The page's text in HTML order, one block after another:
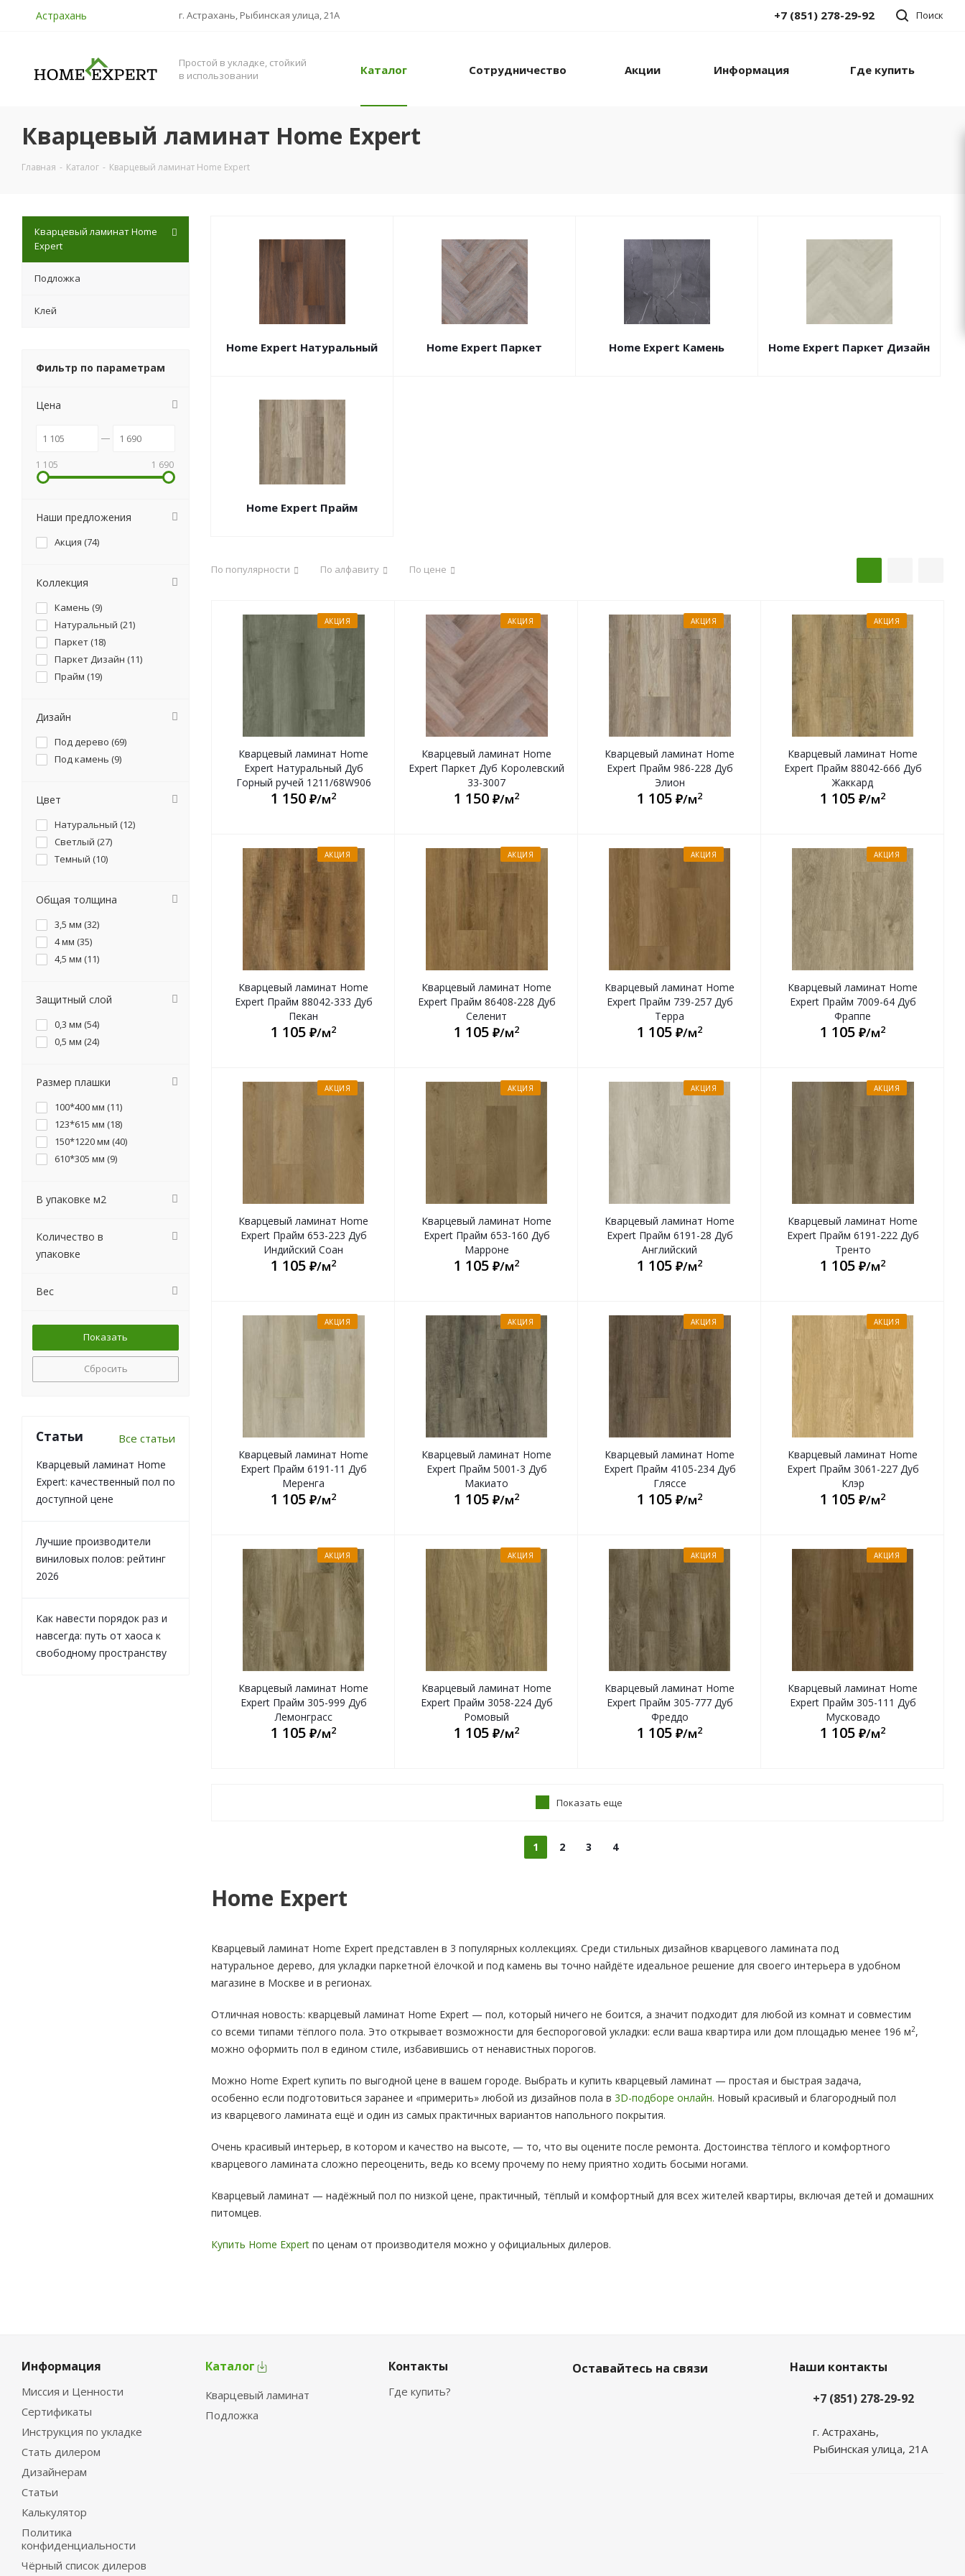
Астрахань г. Астрахань, Рыбинская улица, 21А Поиск
+7 (851) 278-29-92
Простой в укладке, стойкий
в использовании
Каталог Сотрудничество Акции Информация Где купить
Кварцевый ламинат Home Expert
Главная - Каталог - Кварцевый ламинат Home Expert
Home Expert Натуральный Home Expert Паркет Home Expert Камень Home Expert Паркет Дизайн
Home Expert Прайм
По популярности По алфавиту По цене
АКЦИЯ
Кварцевый ламинат Home
Expert Натуральный Дуб
Горный ручей 1211/68W906
1 150 ₽/м2
АКЦИЯ
Кварцевый ламинат Home
Expert Паркет Дуб Королевский
33-3007
1 150 ₽/м2
АКЦИЯ
Кварцевый ламинат Home
Expert Прайм 986-228 Дуб
Элион
1 105 ₽/м2
АКЦИЯ
Кварцевый ламинат Home
Expert Прайм 88042-666 Дуб
Жаккард
1 105 ₽/м2
АКЦИЯ
Кварцевый ламинат Home
Expert Прайм 88042-333 Дуб
Пекан
1 105 ₽/м2
АКЦИЯ
Кварцевый ламинат Home
Expert Прайм 86408-228 Дуб
Селенит
1 105 ₽/м2
АКЦИЯ
Кварцевый ламинат Home
Expert Прайм 739-257 Дуб
Терра
1 105 ₽/м2
АКЦИЯ
Кварцевый ламинат Home
Expert Прайм 7009-64 Дуб
Фраппе
1 105 ₽/м2
АКЦИЯ
Кварцевый ламинат Home
Expert Прайм 653-223 Дуб
Индийский Соан
1 105 ₽/м2
АКЦИЯ
Кварцевый ламинат Home
Expert Прайм 653-160 Дуб
Марроне
1 105 ₽/м2
АКЦИЯ
Кварцевый ламинат Home
Expert Прайм 6191-28 Дуб
Английский
1 105 ₽/м2
АКЦИЯ
Кварцевый ламинат Home
Expert Прайм 6191-222 Дуб
Тренто
1 105 ₽/м2
АКЦИЯ
Кварцевый ламинат Home
Expert Прайм 6191-11 Дуб
Меренга
1 105 ₽/м2
АКЦИЯ
Кварцевый ламинат Home
Expert Прайм 5001-3 Дуб
Макиато
1 105 ₽/м2
АКЦИЯ
Кварцевый ламинат Home
Expert Прайм 4105-234 Дуб
Гляссе
1 105 ₽/м2
АКЦИЯ
Кварцевый ламинат Home
Expert Прайм 3061-227 Дуб
Клэр
1 105 ₽/м2
АКЦИЯ
Кварцевый ламинат Home
Expert Прайм 305-999 Дуб
Лемонграсс
1 105 ₽/м2
АКЦИЯ
Кварцевый ламинат Home
Expert Прайм 3058-224 Дуб
Ромовый
1 105 ₽/м2
АКЦИЯ
Кварцевый ламинат Home
Expert Прайм 305-777 Дуб
Фреддо
1 105 ₽/м2
АКЦИЯ
Кварцевый ламинат Home
Expert Прайм 305-111 Дуб
Мусковадо
1 105 ₽/м2
Показать еще
1 2 3 4
Home Expert
Кварцевый ламинат Home Expert представлен в 3 популярных коллекциях. Среди стильных дизайнов кварцевого ламината под
натуральное дерево, для укладки паркетной ёлочкой и под камень вы точно найдёте идеальное решение для своего интерьера в удобном
магазине в Москве и в регионах.
Отличная новость: кварцевый ламинат Home Expert — пол, который ничего не боится, а значит подходит для любой из комнат и совместим
со всеми типами тёплого пола. Это открывает возможности для беспороговой укладки: если ваша квартира или дом площадью менее 196 м2,
можно оформить пол в едином стиле, избавившись от ненавистных порогов.
Можно Home Expert купить по выгодной цене в вашем городе. Выбрать и купить кварцевый ламинат — простая и быстрая задача,
особенно если подготовиться заранее и «примерить» любой из дизайнов пола в 3D-подборе онлайн. Новый красивый и благородный пол
из кварцевого ламината ещё и один из самых практичных вариантов напольного покрытия.
Очень красивый интерьер, в котором и качество на высоте, — то, что вы оцените после ремонта. Достоинства тёплого и комфортного
кварцевого ламината сложно переоценить, ведь ко всему прочему по нему приятно ходить босыми ногами.
Кварцевый ламинат — надёжный пол по низкой цене, практичный, тёплый и комфортный для всех жителей квартиры, включая детей и домашних
питомцев.
Купить Home Expert по ценам от производителя можно у официальных дилеров.
Кварцевый ламинат Home
Expert
Подложка
Клей
Фильтр по параметрам
Цена
1 105 1 690
Наши предложения
Акция (74)
Коллекция
Камень (9)
Натуральный (21)
Паркет (18)
Паркет Дизайн (11)
Прайм (19)
Дизайн
Под дерево (69)
Под камень (9)
Цвет
Натуральный (12)
Светлый (27)
Темный (10)
Общая толщина
3,5 мм (32)
4 мм (35)
4,5 мм (11)
Защитный слой
0,3 мм (54)
0,5 мм (24)
Размер плашки
100*400 мм (11)
123*615 мм (18)
150*1220 мм (40)
610*305 мм (9)
В упаковке м2
Количество в
упаковке
Вес
Сбросить
Статьи Все статьи
Кварцевый ламинат Home
Expert: качественный пол по
доступной цене
Лучшие производители
виниловых полов: рейтинг
2026
Как навести порядок раз и
навсегда: путь от хаоса к
свободному пространству
Информация
Миссия и Ценности
Сертификаты
Инструкция по укладке
Стать дилером
Дизайнерам
Статьи
Калькулятор
Политика
конфиденциальности
Чёрный список дилеров
Каталог
Кварцевый ламинат
Подложка
Контакты
Где купить?
Оставайтесь на связи
Наши контакты
+7 (851) 278-29-92
г. Астрахань,
Рыбинская улица, 21А